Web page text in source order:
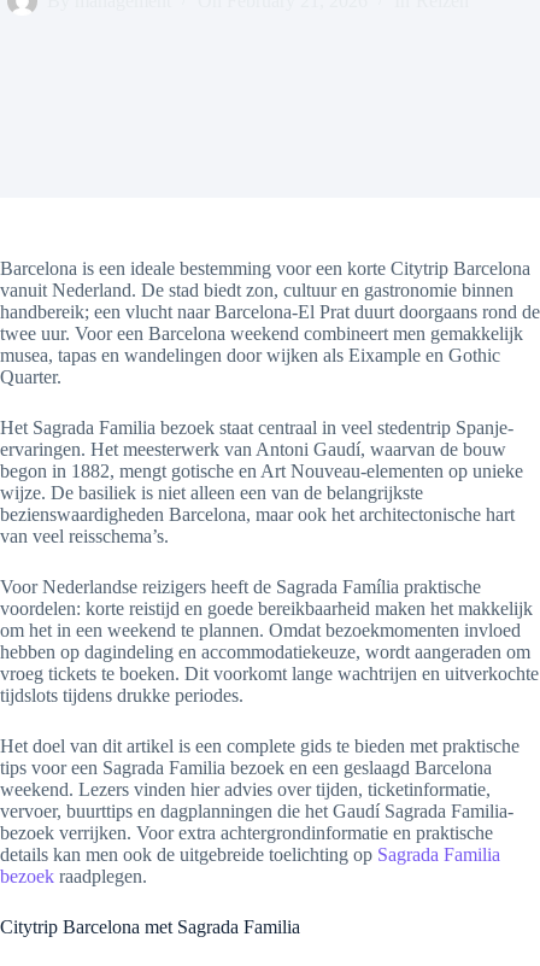
Barcelona is een ideale bestemming voor een korte Citytrip Barcelona
vanuit Nederland. De stad biedt zon, cultuur en gastronomie binnen
handbereik; een vlucht naar Barcelona-El Prat duurt doorgaans rond de
twee uur. Voor een Barcelona weekend combineert men gemakkelijk
musea, tapas en wandelingen door wijken als Eixample en Gothic
Quarter.
Het Sagrada Familia bezoek staat centraal in veel stedentrip Spanje-
ervaringen. Het meesterwerk van Antoni Gaudí, waarvan de bouw
begon in 1882, mengt gotische en Art Nouveau-elementen op unieke
wijze. De basiliek is niet alleen een van de belangrijkste
bezienswaardigheden Barcelona, maar ook het architectonische hart
van veel reisschema’s.
Voor Nederlandse reizigers heeft de Sagrada Família praktische
voordelen: korte reistijd en goede bereikbaarheid maken het makkelijk
om het in een weekend te plannen. Omdat bezoekmomenten invloed
hebben op dagindeling en accommodatiekeuze, wordt aangeraden om
vroeg tickets te boeken. Dit voorkomt lange wachtrijen en uitverkochte
tijdslots tijdens drukke periodes.
Het doel van dit artikel is een complete gids te bieden met praktische
tips voor een Sagrada Familia bezoek en een geslaagd Barcelona
weekend. Lezers vinden hier advies over tijden, ticketinformatie,
vervoer, buurttips en dagplanningen die het Gaudí Sagrada Familia-
bezoek verrijken. Voor extra achtergrondinformatie en praktische
details kan men ook de uitgebreide toelichting op Sagrada Familia
bezoek raadplegen.
Citytrip Barcelona met Sagrada Familia